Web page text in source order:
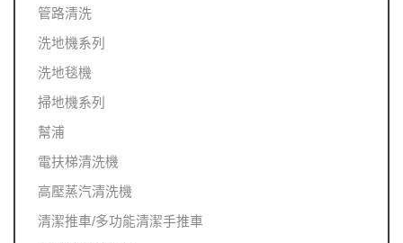
管路清洗
洗地機系列
洗地毯機
掃地機系列
幫浦
電扶梯清洗機
高壓蒸汽清洗機
清潔推車/多功能清潔手推車